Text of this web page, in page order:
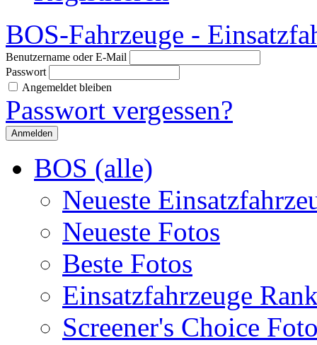
BOS-Fahrzeuge -
Benutzername oder E-Mail
Passwort
Angemeldet bleiben
Passwort vergessen?
BOS (alle)
Neueste
Neueste Fotos
Beste Fotos
Einsatzfahrzeuge
Screener's Choice